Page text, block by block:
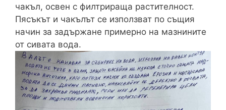
чакъл, освен с филтрираща растителност.
Пясъкът и чакълът се използват по същия
начин за задържане примерно на мазнините
от сивата вода.